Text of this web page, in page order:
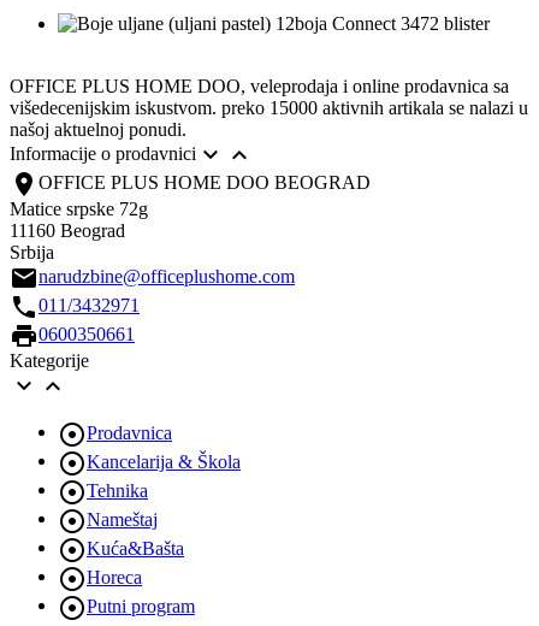
OFFICE PLUS HOME DOO, veleprodaja i online prodavnica sa
višedecenijskim iskustvom. preko 15000 aktivnih artikala se nalazi u
našoj aktuelnoj ponudi.
Informacije o prodavnici  
location_on OFFICE PLUS HOME DOO BEOGRAD
Matice srpske 72g
11160 Beograd
Srbija
emailnarudzbine@officeplushome.com
call011/3432971
print0600350661
Kategorije
 
Prodavnica
Kancelarija & Škola
Tehnika
Nameštaj
Kuća&Bašta
Horeca
Putni program